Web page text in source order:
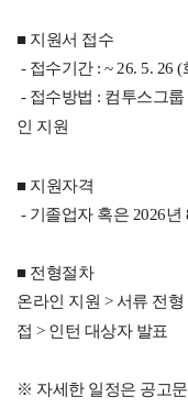
■ 지원서 접수
- 접수기간 : ~ 26. 5. 26 (
- 접수방법 : 컴투스그
인 지원
■ 지원자격
- 기졸업자 혹은 2026년
■ 전형절차
온라인 지원 > 서류 전
접 > 인턴 대상자 발표
※ 자세한 일정은 공고